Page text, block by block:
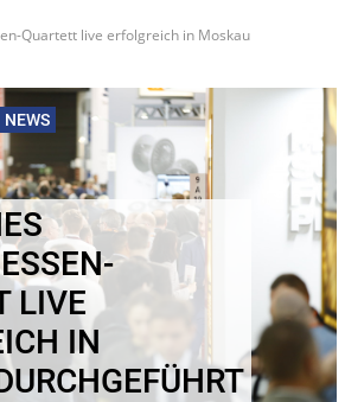
Quartett live erfolgreich in Moskau
NEWS
LIVE
IN